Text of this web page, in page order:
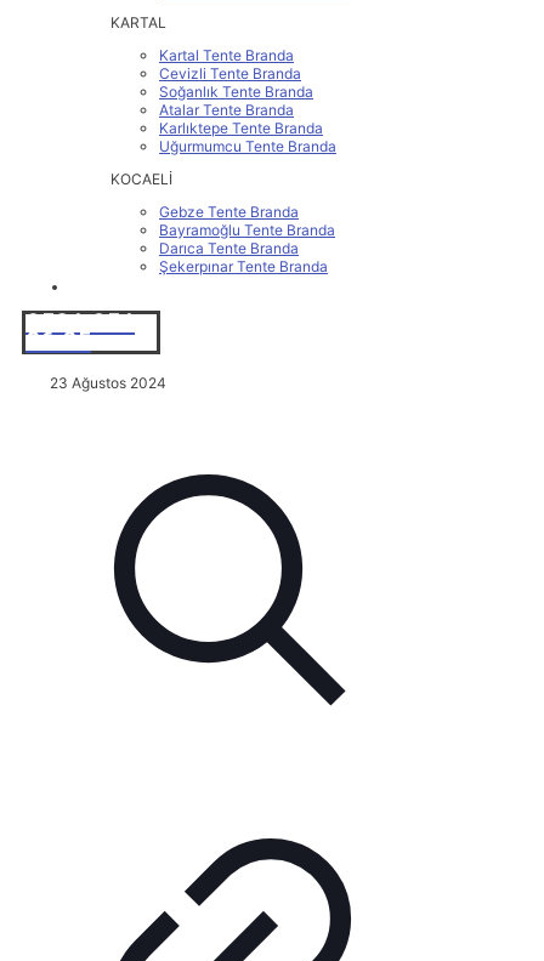
KARTAL
Kartal Tente Branda
Cevizli Tente Branda
Soğanlık Tente Branda
Atalar Tente Branda
Karlıktepe Tente Branda
Uğurmumcu Tente Branda
KOCAELİ
Gebze Tente Branda
Bayramoğlu Tente Branda
Darıca Tente Branda
Şekerpınar Tente Branda
İLETİŞİM
0531 251
86 25
23 Ağustos 2024